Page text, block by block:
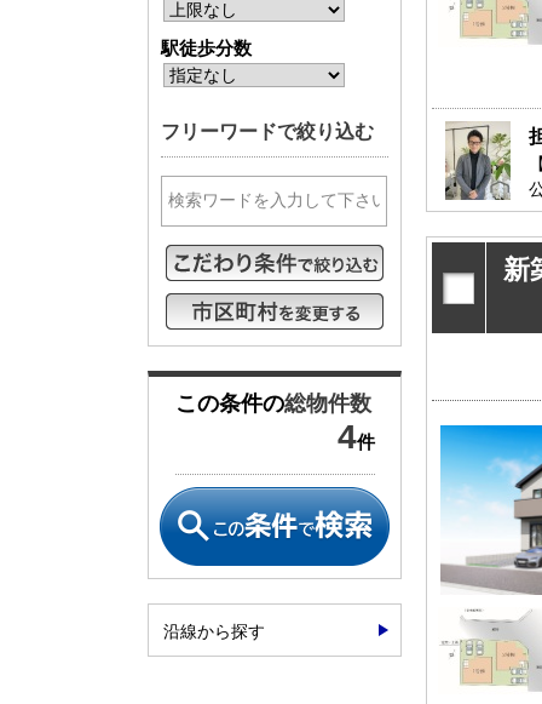
新
駅徒歩分数
フリーワードで絞り込む
この条件の総物件数
4件
沿線から探す
松戸･柏方面エリアの中古一戸建
松戸･柏方面エリアの土地
成田･銚子
成田･銚子
成田･銚子
成田･銚子
成田･銚子
千葉市エリア
千葉市エリアの新築一戸建
千葉市エリアの中古一戸建
外房エリア
外房エリア
外房エリア
神奈川全域エリア
神奈川全域エリアの新築一戸建
神奈川全域エリアの中古一戸建
神奈川全域エリアのマンション
神奈川全域エリアの土地
沖縄全域
沖縄全域
沖縄全域
沖縄全域
沖縄全域エ